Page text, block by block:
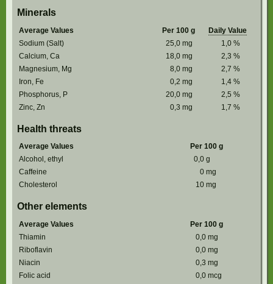
Minerals
Average Values Per 100 g
Daily Value
Sodium (Salt)
25,0 mg 1,0 %
Calcium, Ca
18,0 mg 2,3 %
Magnesium, Mg
8,0 mg 2,7 %
Iron, Fe
0,2 mg 1,4 %
Phosphorus, P
20,0 mg 2,5 %
Zinc, Zn
0,3 mg 1,7 %
Health threats
Average Values
Per 100 g
Alcohol, ethyl
0,0 g
Caffeine
0 mg
Cholesterol
10 mg
Other elements
Average Values
Per 100 g
Thiamin
0,0 mg
Riboflavin
0,0 mg
Niacin
0,3 mg
Folic acid
0,0 mcg